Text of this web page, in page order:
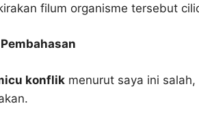
filum organisme tersebut
konflik menurut saya ini